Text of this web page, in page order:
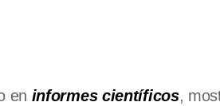
en informes científicos,